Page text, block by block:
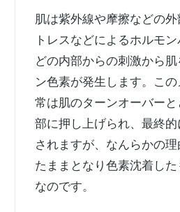
肌は紫外線や摩擦などの
トレスなどによるホルモ
どの内部からの刺激から
ン色素が発生します。こ
常は肌のターンオーバー
部に押し上げられ、最終
されますが、なんらかの
たままとなり色素沈着した
なのです。